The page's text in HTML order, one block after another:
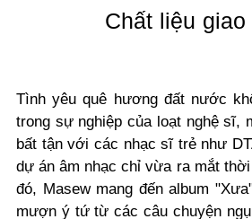
Chất liệu giao
Tình yêu quê hương đất nước
trong sự nghiệp của loạt nghệ sĩ,
bất tận với các nhạc sĩ trẻ như
dự án âm nhạc chỉ vừa ra mắt thời
đó, Masew mang đến album
mượn ý tứ từ các câu chuyện